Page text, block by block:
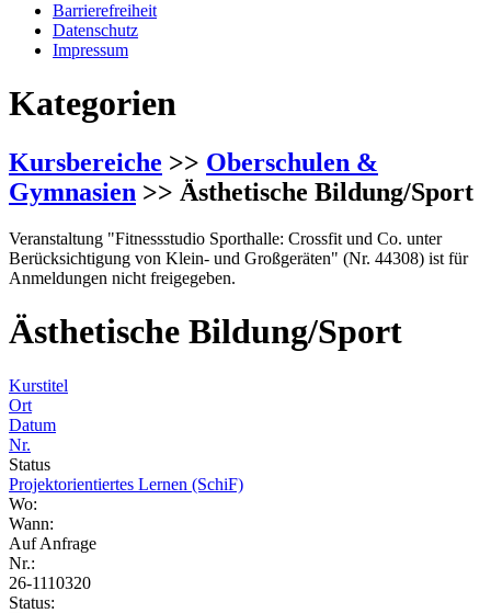
Barrierefreiheit
Datenschutz
Impressum
Kategorien
Kursbereiche >> Oberschulen &
Gymnasien >> Ästhetische Bildung/Sport
Veranstaltung "Fitnessstudio Sporthalle: Crossfit und Co. unter
Berücksichtigung von Klein- und Großgeräten" (Nr. 44308) ist für
Anmeldungen nicht freigegeben.
Ästhetische Bildung/Sport
Kurstitel
Ort
Datum
Nr.
Status
Projektorientiertes Lernen (SchiF)
Wo:
Wann:
Auf Anfrage
Nr.:
26-1110320
Status: